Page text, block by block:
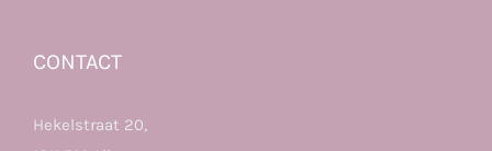
CONTACT
Hekelstraat 20,